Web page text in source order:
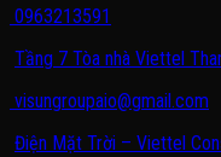
0963213591
Tầng 7 Tòa nhà Viettel
visungroupaio@gmail.com
Điện Mặt Trời – Viettel